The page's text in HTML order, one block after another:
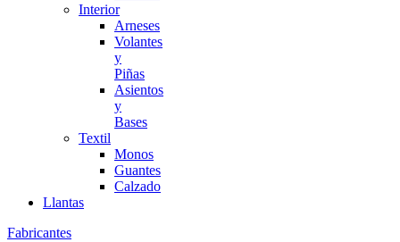
Interior
Arneses
Volantes
y
Piñas
Asientos
y
Bases
Textil
Monos
Guantes
Calzado
Llantas
Fabricantes